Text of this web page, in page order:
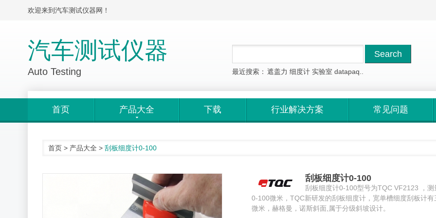
欢迎来到汽车测试仪器网！
汽车测试仪器
Auto Testing 最近搜索： 遮盖力 细度计 实验室 datapaq..
首页 产品大全 下载 行业解决方案 常见问题
首页 > 产品大全 > 刮板细度计0-100
刮板细度计0-100
刮板细度计0-100型号为TQC VF2123 ，测
0-100微米，TQC新研发的刮板细度计，宽单槽细度刮板计有
微米，赫格曼，诺斯斜面,属于分级斜坡设计。